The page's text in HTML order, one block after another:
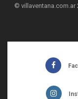
© villaventana.com.ar